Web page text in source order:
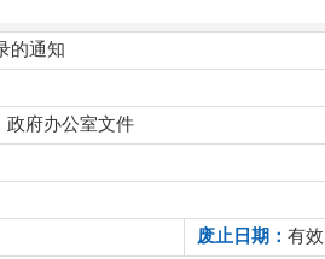
的通知
政府办公室文件
废止日期： 有效